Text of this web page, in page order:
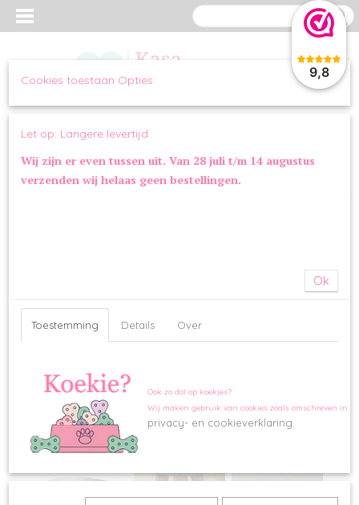
9,8
Inloggen
Home>WANDELEN>HALSBANDEN>Halsband Snake White
Cookies toestaan Opties
Let op: Langere levertijd
Wij zijn er even tussen uit. Van 28 juli t/m 14 augustus
verzenden wij helaas geen bestellingen.
Ok
Toestemming Details Over
Ook zo dol op koekjes?
Wij maken gebruik van cookies zoals omschreven in
privacy- en cookieverklaring.